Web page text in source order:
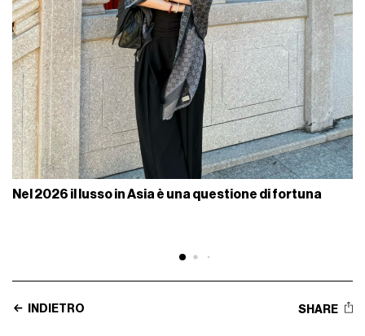
Nel 2026 il lusso in Asia è una questione di fortuna
INDIETRO SHARE